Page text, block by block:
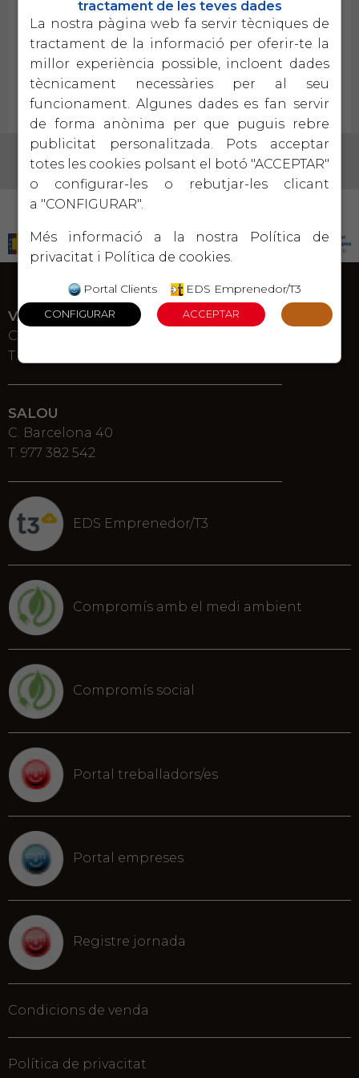
Professionals del departament Agustí López, consultor
col·laborador de Parés i Aubia, publica un nou llibre '
Hablar en público en 4 pasos, un método basado en el
viaje del Héroe'
PROGRAMA KIT DIGITAL COFINANCIADO POR LOS FONDOS NEXT GENERATION (EU) DEL
VALLS
C. Bisbe Palau 25
T. 977 600 750
SALOU
C. Barcelona 40
T. 977 382 542
EDS Emprenedor/T3
Compromís amb el medi ambient
Compromís social
Portal treballadors/es
Portal empreses
Registre jornada
Condicions de venda
Política de privacitat
tractament de les teves dades
La nostra pàgina web fa servir tècniques de
tractament de la informació per oferir-te la
millor experiència possible, incloent dades
tècnicament necessàries per al seu
funcionament. Algunes dades es fan servir
de forma anònima per que puguis rebre
publicitat personalitzada. Pots acceptar
totes les cookies polsant el botó "ACCEPTAR"
o configurar-les o rebutjar-les clicant
a "CONFIGURAR".
Més informació a la nostra
Política de
privacitat i Política de cookies.
Portal Clients EDS Emprenedor/T3